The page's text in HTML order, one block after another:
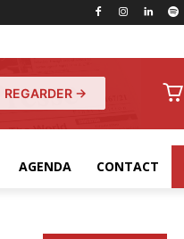
REGARDER →
AGENDA CONTACT